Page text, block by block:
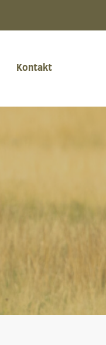
Kontakt